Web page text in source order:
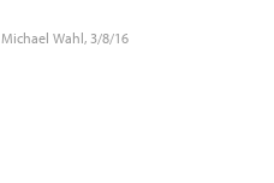
Michael Wahl, 3/8/16